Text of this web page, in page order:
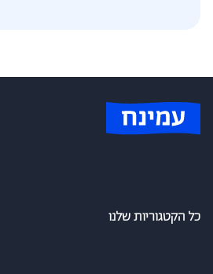
כל הקטגוריות שלנו